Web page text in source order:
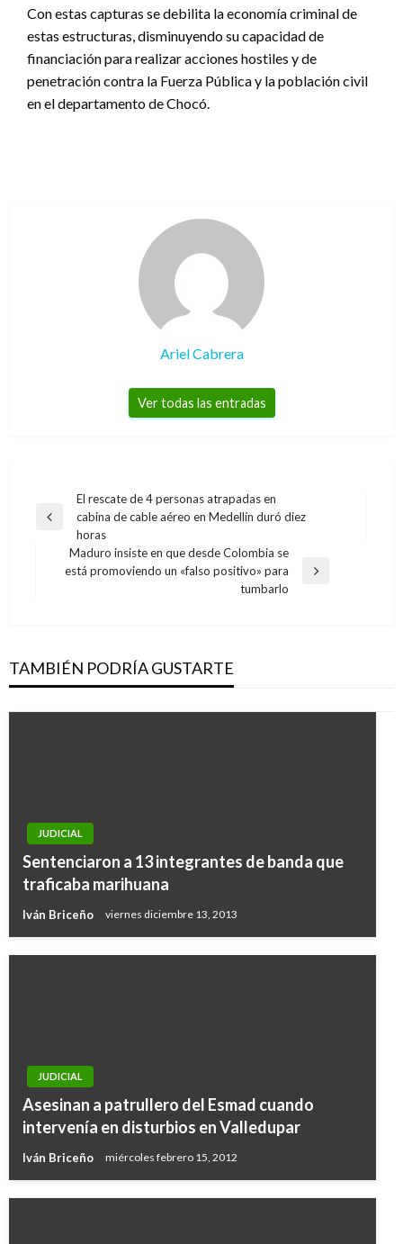
Con estas capturas se debilita la economía criminal de
estas estructuras, disminuyendo su capacidad de
financiación para realizar acciones hostiles y de
penetración contra la Fuerza Pública y la población civil
en el departamento de Chocó.
Ariel Cabrera
Ver todas las entradas
Navegación
de
entradas
Entrada
anterior
El rescate de 4 personas atrapadas en
cabina de cable aéreo en Medellín duró diez
horas
Entrada
Maduro insiste en que desde Colombia se
está promoviendo un «falso positivo» para
tumbarlo
TAMBIÉN PODRÍA GUSTARTE
JUDICIAL
Sentenciaron a 13 integrantes de banda que
traficaba marihuana
Iván Briceño viernes diciembre 13, 2013
JUDICIAL
Asesinan a patrullero del Esmad cuando
intervenía en disturbios en Valledupar
Iván Briceño miércoles febrero 15, 2012